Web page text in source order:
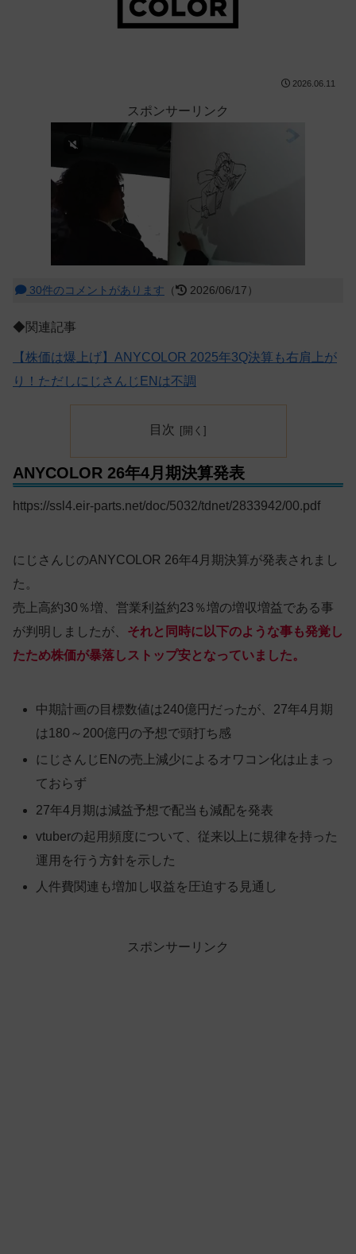
2026.06.11
スポンサーリンク
30件のコメントがあります （ 2026/06/17）
◆関連記事
【株価は爆上げ】ANYCOLOR 2025年3Q決算も右肩上が
り！ただしにじさんじENは不調
目次
ANYCOLOR 26年4月期決算発表
https://ssl4.eir-parts.net/doc/5032/tdnet/2833942/00.pdf
にじさんじのANYCOLOR 26年4月期決算が発表されまし
た。
売上高約30％増、営業利益約23％増の増収増益である事
が判明しましたが、 それと同時に以下のような事も発覚し
たため株価が暴落しストップ安となっていました。
中期計画の目標数値は240億円だったが、27年4月期
は180～200億円の予想で頭打ち感
にじさんじENの売上減少によるオワコン化は止まっ
ておらず
27年4月期は減益予想で配当も減配を発表
vtuberの起用頻度について、従来以上に規律を持った
運用を行う方針を示した
人件費関連も増加し収益を圧迫する見通し
スポンサーリンク